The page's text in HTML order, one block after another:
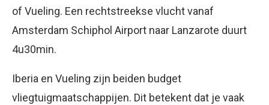
of Vueling. Een rechtstreekse vlucht vanaf
Amsterdam Schiphol Airport naar Lanzarote duurt
4u30min.
Iberia en Vueling zijn beiden budget
vliegtuigmaatschappijen. Dit betekent dat je vaak